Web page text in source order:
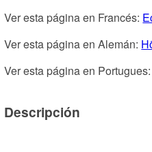
Ver esta página en Francés:
Ver esta página en Alemán:
Ver esta página en Portugues:
Descripción